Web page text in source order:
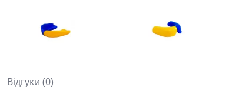
Відгуки (0)